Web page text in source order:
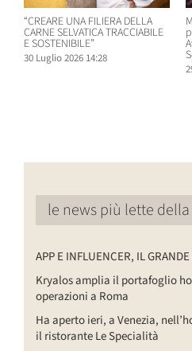
“CREARE UNA FILIERA DELLA
CARNE SELVATICA TRACCIABILE
E SOSTENIBILE”
30 Luglio 2026 14:28
le news più lette
APP E INFLUENCER, IL
Kryalos amplia il portafoglio
operazioni a Roma
Ha aperto ieri, a Venezia,
il ristorante Le Specialità